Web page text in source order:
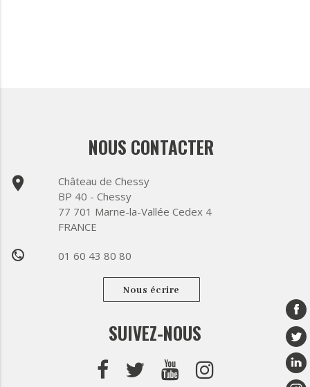
NOUS CONTACTER
place
Château de Chessy
BP 40 - Chessy
77 701 Marne-la-Vallée Cedex 4
FRANCE
phone 01 60 43 80 80
Nous écrire
SUIVEZ-NOUS